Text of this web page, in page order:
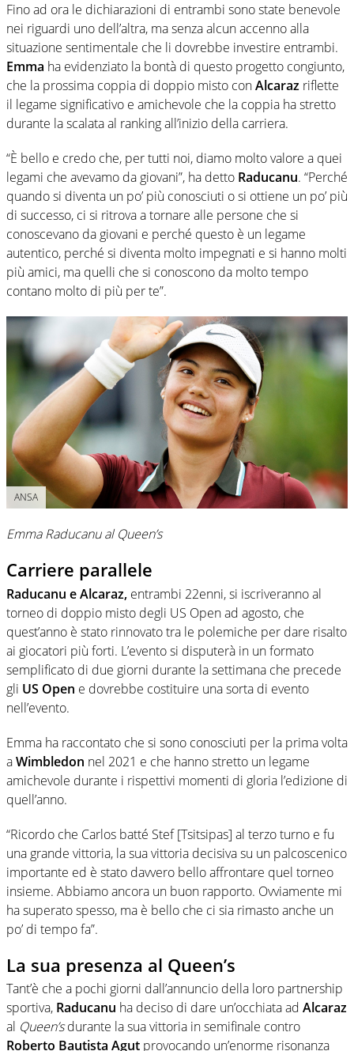
Fino ad ora le dichiarazioni di entrambi sono state benevole
nei riguardi uno dell’altra, ma senza alcun accenno alla
situazione sentimentale che li dovrebbe investire entrambi.
Emma ha evidenziato la bontà di questo progetto congiunto,
che la prossima coppia di doppio misto conAlcaraz riflette
il legame significativo e amichevole che la coppia ha stretto
durante la scalata al ranking all’inizio della carriera.
“È bello e credo che, per tutti noi, diamo molto valore a quei
legami che avevamo da giovani”, ha detto Raducanu. “Perché
quando si diventa un po’ più conosciuti o si ottiene un po’ più
di successo, ci si ritrova a tornare alle persone che si
conoscevano da giovani e perché questo è un legame
autentico, perché si diventa molto impegnati e si hanno molti
più amici, ma quelli che si conoscono da molto tempo
contano molto di più per te”.
ANSA
Emma Raducanu al Queen’s
Carriere parallele
Raducanu e Alcaraz, entrambi 22enni, si iscriveranno al
torneo di doppio misto degli US Open ad agosto, che
quest’anno è stato rinnovato tra le polemiche per dare risalto
ai giocatori più forti. L’evento si disputerà in un formato
semplificato di due giorni durante la settimana che precede
gli US Open e dovrebbe costituire una sorta di evento
nell’evento.
Emma ha raccontato che si sono conosciuti per la prima volta
aWimbledon nel 2021 e che hanno stretto un legame
amichevole durante i rispettivi momenti di gloria l’edizione di
quell’anno.
“Ricordo che Carlos batté Stef [Tsitsipas] al terzo turno e fu
una grande vittoria, la sua vittoria decisiva su un palcoscenico
importante ed è stato davvero bello affrontare quel torneo
insieme. Abbiamo ancora un buon rapporto. Ovviamente mi
ha superato spesso, ma è bello che ci sia rimasto anche un
po’ di tempo fa”.
La sua presenza al Queen’s
Tant’è che a pochi giorni dall’annuncio della loro partnership
sportiva, Raducanu ha deciso di dare un’occhiata ad Alcaraz
al Queen’sdurante la sua vittoria in semifinale contro
Roberto Bautista Agut provocando un’enorme risonanza